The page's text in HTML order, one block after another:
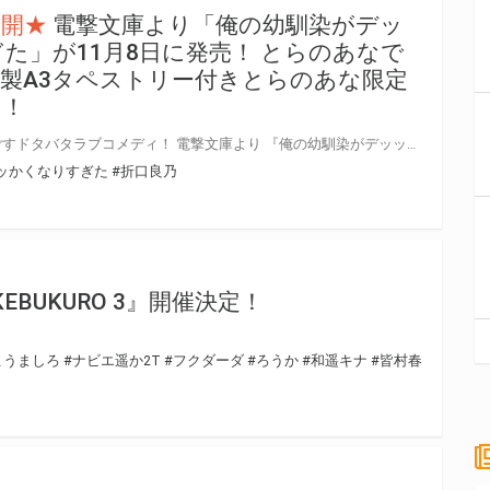
開★ 電撃文庫より「俺の幼馴染がデッ
」が11月8日に発売！ とらのあなで
A3タペストリー付きとらのあな限定
かくなりすぎた #折口良乃
3』開催決定！
ましろ #ナビエ遥か2T #フクダーダ #ろうか #和遥キナ #皆村春